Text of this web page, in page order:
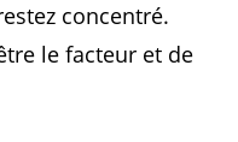
concentré.
le facteur et de